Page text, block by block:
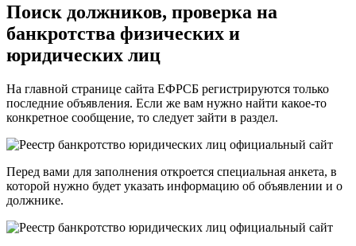
Поиск должников, проверка на
банкротства физических и
юридических лиц
На главной странице сайта ЕФРСБ регистрируются только
последние объявления. Если же вам нужно найти какое-то
конкретное сообщение, то следует зайти в раздел.
Перед вами для заполнения откроется специальная анкета, в
которой нужно будет указать информацию об объявлении и о
должнике.